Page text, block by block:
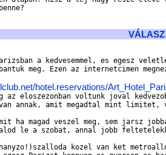
VÁLASZ
a kedvesemmel, es egesz
meg. Ezen az internetcimen
hotel.reservations/
az eloszezonban voltunk joval
annak, amit megadtal mint limitet,
ha magad veszel meg, sem jarsz
le a szobat, annal jobb
kozel van ket